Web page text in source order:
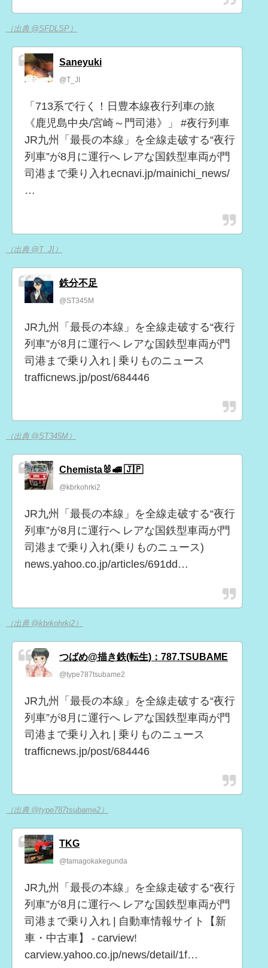
（出典 @SFDLSP）
Saneyuki
@T_JI
「713系で行く！日豊本線夜行列車の旅
《鹿児島中央/宮崎～門司港》」 #夜行列車
JR九州「最長の本線」を全線走破する“夜行
列車”が8月に運行へ レアな国鉄型車両が門
司港まで乗り入れecnavi.jp/mainichi_news/
…
（出典 @T_JI）
鉄分不足
@ST345M
JR九州「最長の本線」を全線走破する“夜行
列車”が8月に運行へ レアな国鉄型車両が門
司港まで乗り入れ | 乗りものニュース
trafficnews.jp/post/684446
（出典 @ST345M）
Chemista🐰🚅 🇯🇵
@kbrkohrki2
JR九州「最長の本線」を全線走破する“夜行
列車”が8月に運行へ レアな国鉄型車両が門
司港まで乗り入れ(乗りものニュース)
news.yahoo.co.jp/articles/691dd…
（出典 @kbrkohrki2）
つばめ@描き鉄(転生)：787.TSUBAME
@type787tsubame2
JR九州「最長の本線」を全線走破する“夜行
列車”が8月に運行へ レアな国鉄型車両が門
司港まで乗り入れ | 乗りものニュース
trafficnews.jp/post/684446
（出典 @type787tsubame2）
TKG
@tamagokakegunda
JR九州「最長の本線」を全線走破する“夜行
列車”が8月に運行へ レアな国鉄型車両が門
司港まで乗り入れ | 自動車情報サイト【新
車・中古車】 - carview!
carview.yahoo.co.jp/news/detail/1f…